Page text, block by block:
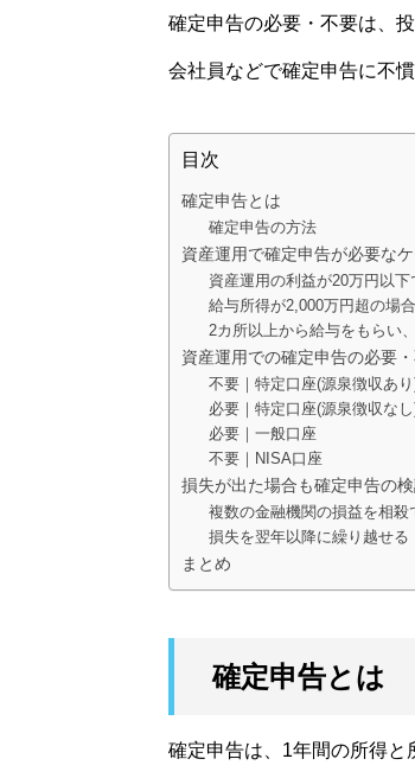
確定申告の必要・不要は、
会社員などで確定申告に不
目次
確定申告とは
確定申告の方法
資産運用で確定申告が必要な
資産運用の利益が20万円以
給与所得が2,000万円超の場合
2カ所以上から給与をもらい
資産運用での確定申告の必要
不要｜特定口座(源泉徴収あ
必要｜特定口座(源泉徴収な
必要｜一般口座
不要｜NISA口座
損失が出た場合も確定申告の
複数の金融機関の損益を相殺
損失を翌年以降に繰り越せる
まとめ
確定申告とは
確定申告は、1年間の所得と